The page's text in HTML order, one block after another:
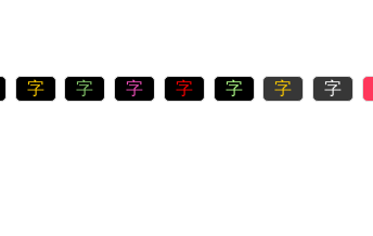
字 字 字 字 字 字 字